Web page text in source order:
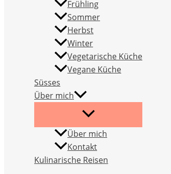
Frühling
Sommer
Herbst
Winter
Vegetarische Küche
Vegane Küche
Süsses
Über mich
Über mich
Kontakt
Kulinarische Reisen